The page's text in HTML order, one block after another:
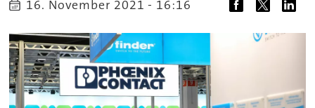
16. November 2021 - 16:16